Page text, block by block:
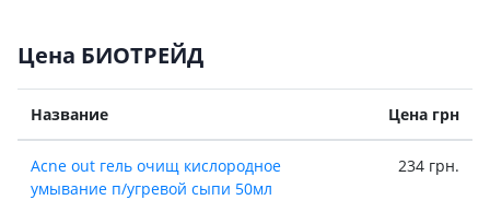
Цена БИОТРЕЙД
Название Цена грн
Acne out гель очищ кислородное
умывание п/угревой сыпи 50мл
234 грн.